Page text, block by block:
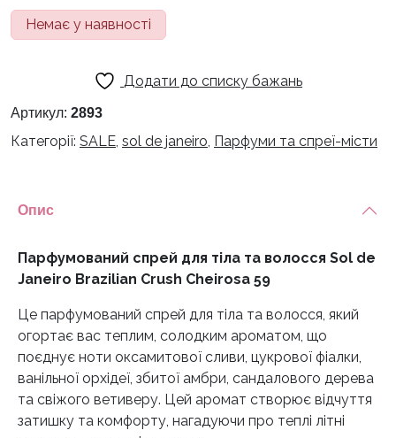
ціна:
ціна:
Немає у наявності
Додати до списку бажань
Артикул: 2893
Категорії: SALE, sol de janeiro, Парфуми та спреї-місти
Опис
Парфумований спрей для тіла та волосся Sol de
Janeiro Brazilian Crush Cheirosa 59
Це парфумований спрей для тіла та волосся, який
огортає вас теплим, солодким ароматом, що
поєднує ноти оксамитової сливи, цукрової фіалки,
ванільної орхідеї, збитої амбри, сандалового дерева
та свіжого ветиверу. Цей аромат створює відчуття
затишку та комфорту, нагадуючи про теплі літні